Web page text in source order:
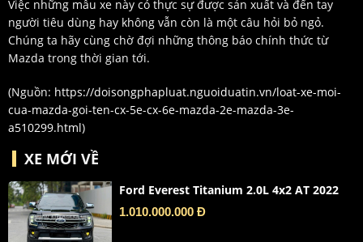
Việc những mẫu xe này có thực sự được sản xuất và đến tay
người tiêu dùng hay không vẫn còn là một câu hỏi bỏ ngỏ.
Chúng ta hãy cùng chờ đợi những thông báo chính thức từ
Mazda trong thời gian tới.
(Nguồn: https://doisongphapluat.nguoiduatin.vn/loat-xe-moi-
cua-mazda-goi-ten-cx-5e-cx-6e-mazda-2e-mazda-3e-
a510299.html)
XE MỚI VỀ
Ford Everest Titanium 2.0L 4x2 AT 2022
1.010.000.000 Đ